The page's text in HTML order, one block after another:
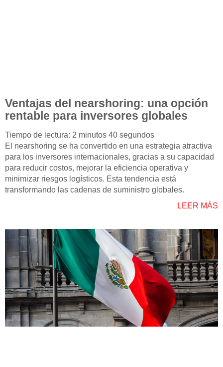
Ventajas del nearshoring: una opción
rentable para inversores globales
Tiempo de lectura: 2 minutos 40 segundos
El nearshoring se ha convertido en una estrategia atractiva
para los inversores internacionales, gracias a su capacidad
para reducir costos, mejorar la eficiencia operativa y
minimizar riesgos logísticos. Esta tendencia está
transformando las cadenas de suministro globales.
LEER MÁS